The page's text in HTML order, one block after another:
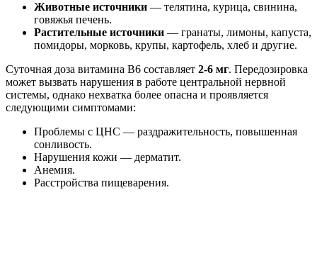
Животные источники — телятина, курица, свинина,
говяжья печень.
Растительные источники — гранаты, лимоны, капуста,
помидоры, морковь, крупы, картофель, хлеб и другие.
Суточная доза витамина B6 составляет 2-6 мг. Передозировка
может вызвать нарушения в работе центральной нервной
системы, однако нехватка более опасна и проявляется
следующими симптомами:
Проблемы с ЦНС — раздражительность, повышенная
сонливость.
Нарушения кожи — дерматит.
Анемия.
Расстройства пищеварения.